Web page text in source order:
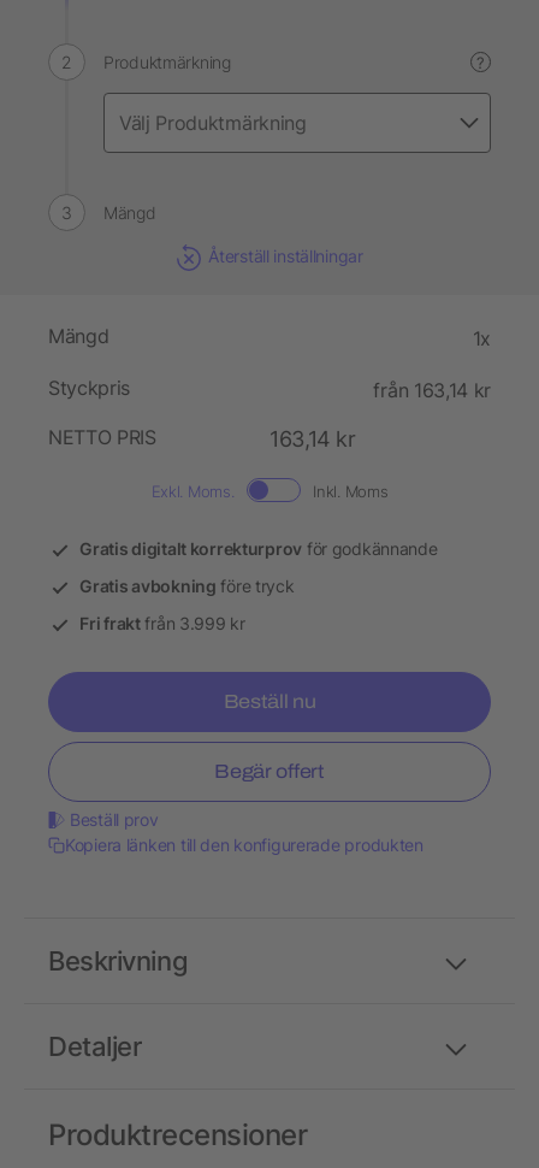
Produktmärkning ?
Mängd
Återställ inställningar
Mängd 1x
Styckpris
från 163,14 kr
NETTO PRIS
163,14 kr
Exkl. Moms. Inkl. Moms
Gratis digitalt korrekturprov för godkännande
Gratis avbokning före tryck
Fri fraktfrån 3.999 kr
Beställ nu
Begär offert
Beställ prov
Kopiera länken till den konfigurerade produkten
Detaljer
Beskrivning
Produktrecensioner